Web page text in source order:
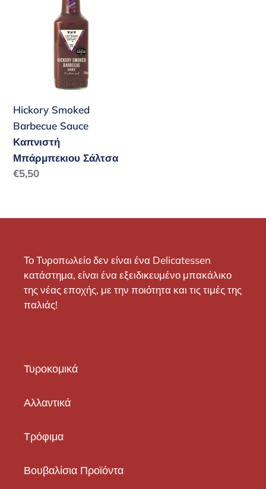
Barbecue
Μπάρμπεκιου
Hickory Smoked
Barbecue Sauce
Καπνιστή
Μπάρμπεκιου Σάλτσα
Κανονική
€5,50
Το Τυροπωλείο δεν είναι ένα Delicatessen
κατάστημα, είναι ένα εξειδικευμένο μπακάλικο
της νέας εποχής, με την ποιότητα και τις τιμές της
παλιάς!
Τυροκομικά
Αλλαντικά
Τρόφιμα
Βουβαλίσια Προϊόντα